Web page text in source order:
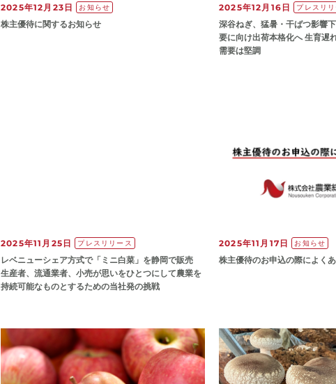
2025年12月23日 お知らせ
株主優待に関するお知らせ
2025年12月16日 プレスリ
深谷ねぎ、猛暑・干ばつ影響
要に向け出荷本格化へ 生育遅
需要は堅調
2025年11月25日 プレスリリース
レベニューシェア方式で「ミニ白菜」を静岡で販売
生産者、流通業者、小売が思いをひとつにして農業を
持続可能なものとするための当社発の挑戦
2025年11月17日 お知らせ
株主優待のお申込の際によく